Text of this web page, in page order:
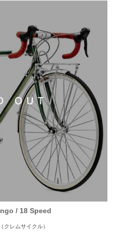
/ 18 Speed
クレムサイクル）